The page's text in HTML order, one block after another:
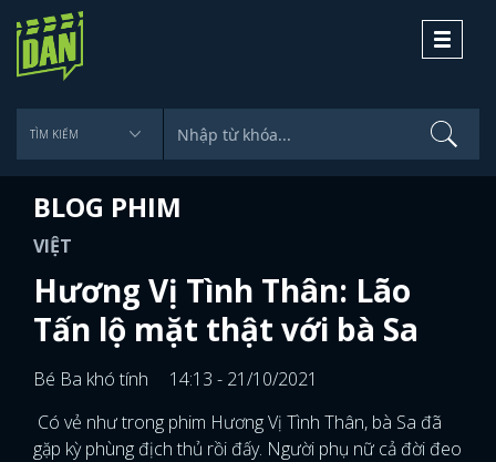
Toggle
BLOG PHIM
VIỆT
Hương Vị Tình Thân: Lão
Tấn lộ mặt thật với bà Sa
Bé Ba khó tính
14:13 - 21/10/2021
Có vẻ như trong phim Hương Vị Tình Thân, bà Sa đã
gặp kỳ phùng địch thủ rồi đấy. Người phụ nữ cả đời đeo